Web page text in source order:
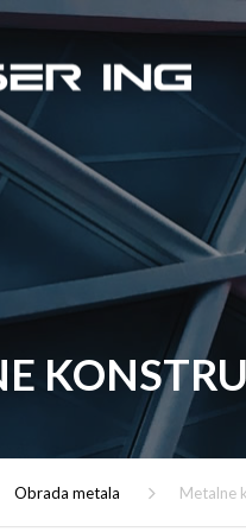
Obrada metala Metalne